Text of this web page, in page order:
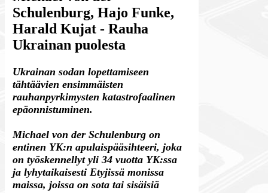
Schulenburg, Hajo Funke,
Harald Kujat - Rauha
Ukrainan puolesta
Ukrainan sodan lopettamiseen
tähtäävien ensimmäisten
rauhanpyrkimysten katastrofaalinen
epäonnistuminen.
Michael von der Schulenburg on
entinen YK:n apulaispääsihteeri, joka
on työskennellyt yli 34 vuotta YK:ssa
ja lyhytaikaisesti Etyjissä monissa
maissa, joissa on sota tai sisäisiä